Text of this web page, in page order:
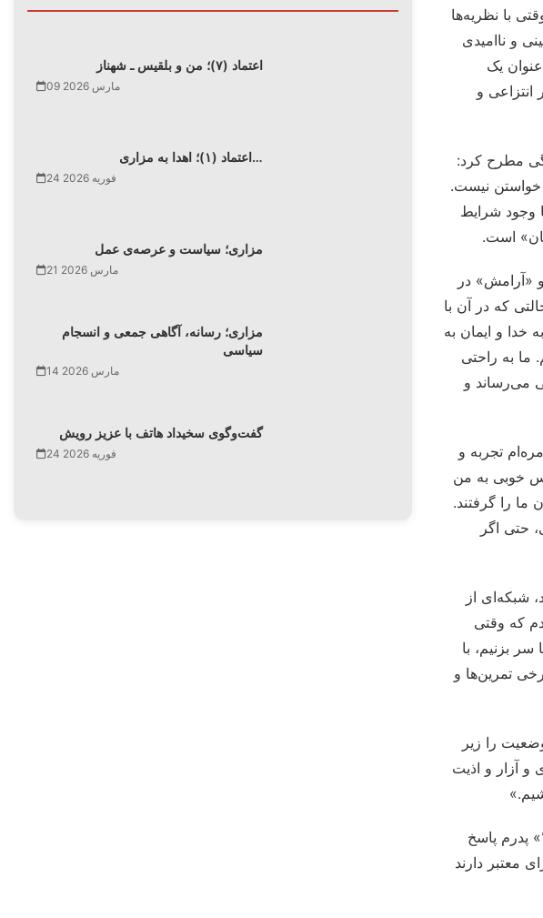
با نظریه‌ها
و ناامیدی
یک
و
مطرح کرد:
خواستن نیست.
وجود شرایط
است.
«آرامش» در
که در آن با
خدا و ایمان به
ما به راحتی
می‌رساند و
تجربه و
خوبی به من
ما را گرفتند.
حتی اگر
شبکه‌ای از
که وقتی
بزنیم، با
تمرین‌ها و
را زیر
و آزار و اذیت
پدرم پاسخ
معتبر دارند
اعتماد (۷)؛ من و بلقیس ـ شهناز
09 مارس 2026
اعتماد (۱)؛ اهدا به مزاری…
24 فوریه 2026
مزاری؛ سیاست و عرصه‌ی عمل
21 مارس 2026
مزاری؛ رسانه، آگاهی جمعی و انسجام
سیاسی
14 مارس 2026
گفت‌وگوی سخیداد هاتف با عزیز رویش
24 فوریه 2026